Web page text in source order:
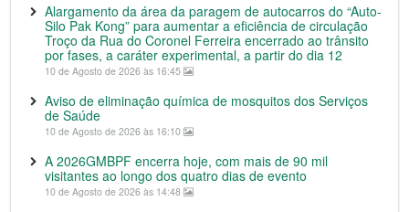
Alargamento da área da paragem de autocarros do “Auto-
Silo Pak Kong” para aumentar a eficiência de circulação
Troço da Rua do Coronel Ferreira encerrado ao trânsito
por fases, a caráter experimental, a partir do dia 12
10 de Agosto de 2026 às 16:45
Aviso de eliminação química de mosquitos dos Serviços
de Saúde
10 de Agosto de 2026 às 16:10
A 2026GMBPF encerra hoje, com mais de 90 mil
visitantes ao longo dos quatro dias de evento
10 de Agosto de 2026 às 14:48